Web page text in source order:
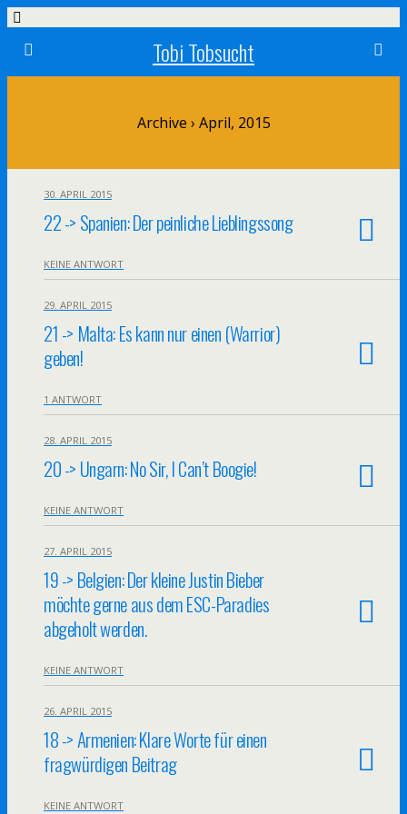
Tobi Tobsucht
Archive › April, 2015
30. APRIL 2015
22 -> Spanien: Der peinliche Lieblingssong
KEINE ANTWORT
29. APRIL 2015
21 -> Malta: Es kann nur einen (Warrior)
geben!
1 ANTWORT
28. APRIL 2015
20 -> Ungarn: No Sir, I Can’t Boogie!
KEINE ANTWORT
27. APRIL 2015
19 -> Belgien: Der kleine Justin Bieber
möchte gerne aus dem ESC-Paradies
abgeholt werden.
KEINE ANTWORT
26. APRIL 2015
18 -> Armenien: Klare Worte für einen
fragwürdigen Beitrag
KEINE ANTWORT